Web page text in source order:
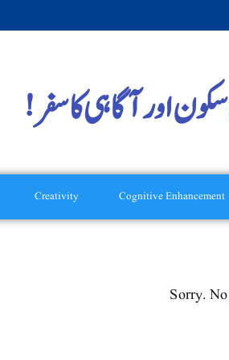
اور آگاہی کا سفر!
Cognitive Enhancement
Creativity
Sorry.